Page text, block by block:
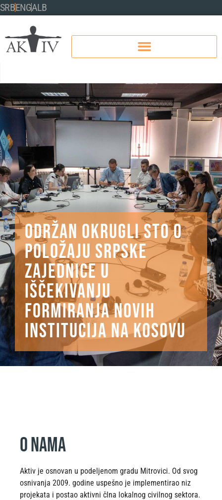
SRBENGALB
ODRŽAN OKRUGLI STO O
POLOŽAJU SRPSKE
ZAJEDNICE U
IŠČEKIVANJU
FORMIRANJA NOVIH
INSTITUCIJA NA KOSOVU
o nama
Aktiv je osnovan u podeljenom gradu Mitrovici. Od svog
osnivanja 2009. godine uspešno je implementirao niz
projekata i postao aktivni člna lokalnog civilnog sektora.